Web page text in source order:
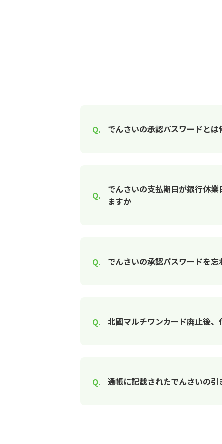
でんさいの承認パスワードとは
でんさいの支払期日が銀行休
ますか
でんさいの承認パスワードを
北國マルチワンカード廃止後
通帳に記載されたでんさいの